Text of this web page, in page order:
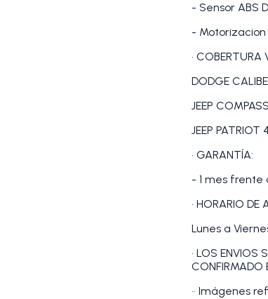
- Sensor ABS
- Motorizacion
• COBERTURA
DODGE
JEEP
JEEP
• GARANTÍA:
- 1 mes
• HORARIO DE
Lunes a
• LOS ENVIOS
CONFIRMADO
•• Imágenes